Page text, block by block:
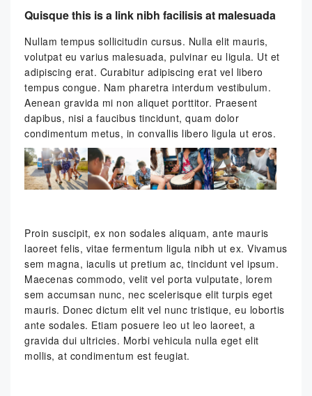
Quisque this is a link nibh facilisis at malesuada
Nullam tempus sollicitudin cursus. Nulla elit mauris,
volutpat eu varius malesuada, pulvinar eu ligula. Ut et
adipiscing erat. Curabitur adipiscing erat vel libero
tempus congue. Nam pharetra interdum vestibulum.
Aenean gravida mi non aliquet porttitor. Praesent
dapibus, nisi a faucibus tincidunt, quam dolor
condimentum metus, in convallis libero ligula ut eros.
Proin suscipit, ex non sodales aliquam, ante mauris
laoreet felis, vitae fermentum ligula nibh ut ex. Vivamus
sem magna, iaculis ut pretium ac, tincidunt vel ipsum.
Maecenas commodo, velit vel porta vulputate, lorem
sem accumsan nunc, nec scelerisque elit turpis eget
mauris. Donec dictum elit vel nunc tristique, eu lobortis
ante sodales. Etiam posuere leo ut leo laoreet, a
gravida dui ultricies. Morbi vehicula nulla eget elit
mollis, at condimentum est feugiat.